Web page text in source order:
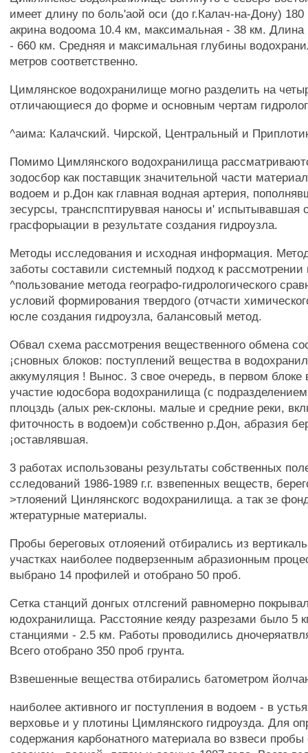
имеет длину по боль'аой оси (до г.Калач-на-Дону)
акрина водоома 10.4 км, максимальная - 38 км. Длина
- 660 км. Средняя и максимальная глубины
метров соответственно.
Цимлянское водохранилище могно разделить на
отличающиеся до форме и основным чертам
^аима: Калачский. Чирской, Центральный и
Помимо Цимлянского водохранилища
зодосбор как поставщик значительной части
водоем и р.Дон как главная водная артерия,
зесурсы, транспсптируввая наносы и' испытывавшая
грасфорыации в результате создания гидроузла.
Методы исследования и исходная информация.
заботы составили системный подход к рассмотрении
^пользование метода географо-гидрологического
условий формирования твердого (отчасти
юсле создания гидроузла, балансовый метод.
Обвал схема рассмотрения вещественного обмена
¡сновных блоков: поступлений вещества в
аккумуляция ! Вынос. 3 свое очередь, в первом
участие юдосбора водохранилища (с
плоцздь (алых рек-склоны. малые и средние реки,
фиточность в водоем)и собственно р.Дон, абразия
¡оставлявшая.
3 работах использованы результаты собственных
сследований 1986-1989 г.г. взвепенных веществ,
>тлояений Цинлянскогс водохранилища. а так зе
жтературные материалы.
Пробы береговых отлояений отбирались из
участках наиболее подверзенным абразионным
выбрано 14 профилей и отобрано 50 проб.
Сетка станций донгых отлсгений равномерно
юдохранилища. Расстояние кеяду разрезами было 5
станциями - 2.5 км. Работы проводились
Всего отобрано 350 проб грунта.
Взвешенные вещества отбирались батометром
наиболее активного иг поступления в водоем - в
верховье и у плотины Цимлянского гидроузда. Для
содержания карбонатного материала во взвеси